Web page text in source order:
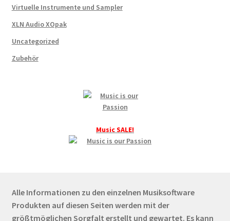
Virtuelle Instrumente und Sampler
XLN Audio XOpak
Uncategorized
Zubehör
Music SALE!
Alle Informationen zu den einzelnen Musiksoftware
Produkten auf diesen Seiten werden mit der
größtmöglichen Sorgfalt erstellt und gewartet. Es kann